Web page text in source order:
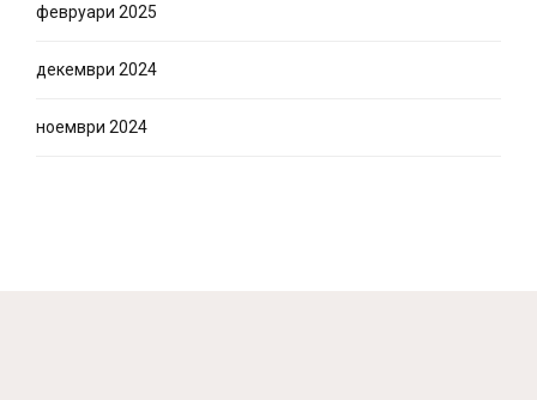
февруари 2025
декември 2024
ноември 2024